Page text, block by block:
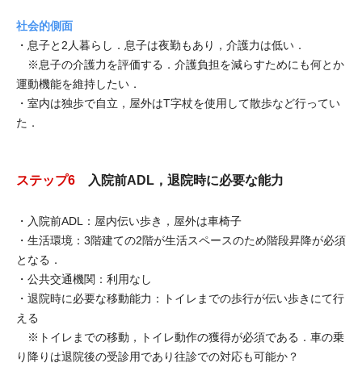
社会的側面
・息子と2人暮らし．息子は夜勤もあり，介護力は低い．
※息子の介護力を評価する．介護負担を減らすためにも何とか
運動機能を維持したい．
・室内は独歩で自立，屋外はT字杖を使用して散歩など行ってい
た．
ステップ6 入院前ADL，退院時に必要な能力
・入院前ADL：屋内伝い歩き，屋外は車椅子
・生活環境：3階建ての2階が生活スペースのため階段昇降が必須
となる．
・公共交通機関：利用なし
・退院時に必要な移動能力：トイレまでの歩行が伝い歩きにて行
える
※トイレまでの移動，トイレ動作の獲得が必須である．車の乗
り降りは退院後の受診用であり往診での対応も可能か？